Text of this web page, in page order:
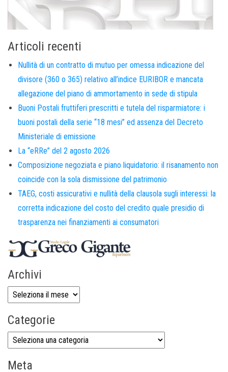
Articoli recenti
Nullità di un contratto di mutuo per omessa indicazione del
divisore (360 o 365) relativo all’indice EURIBOR e mancata
allegazione del piano di ammortamento in sede di stipula
Buoni Postali fruttiferi prescritti e tutela del risparmiatore: i
buoni postali della serie “18 mesi” ed assenza del Decreto
Ministeriale di emissione
La “eRRe” del 2 agosto 2026
Composizione negoziata e piano liquidatorio: il risanamento non
coincide con la sola dismissione del patrimonio
TAEG, costi assicurativi e nullità della clausola sugli interessi: la
corretta indicazione del costo del credito quale presidio di
trasparenza nei finanziamenti ai consumatori
Archivi
Categorie
Meta